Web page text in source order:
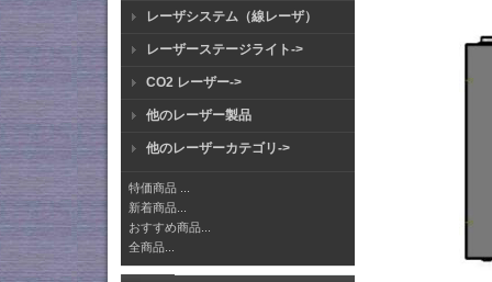
レーザシステム（線レーザ）
レーザーステージライト->
CO2 レーザー->
他のレーザー製品
他のレーザーカテゴリ->
特価商品 ...
新着商品...
おすすめ商品...
全商品...